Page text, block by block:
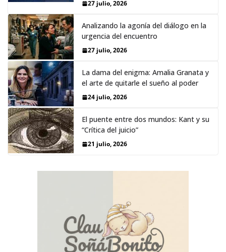
27 julio, 2026
Analizando la agonía del diálogo en la
urgencia del encuentro
27 julio, 2026
La dama del enigma: Amalia Granata y
el arte de quitarle el sueño al poder
24 julio, 2026
El puente entre dos mundos: Kant y su
“Crítica del juicio”
21 julio, 2026